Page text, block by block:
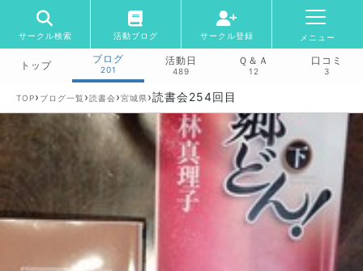
サークル検索 活動ブログ サークル登録 メニュー
トップ
ブログ
201
活動日
489
Ｑ＆Ａ
12
口コミ
3
TOP› ブログ一覧 ›読書会›宮城県›読書会254回目